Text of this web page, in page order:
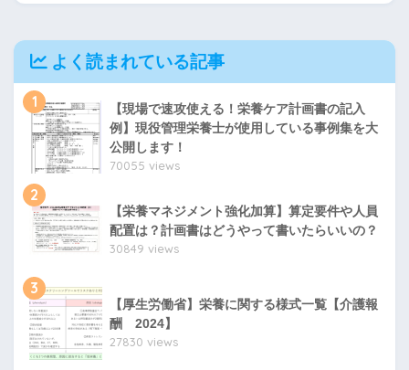
よく読まれている記事
1
【現場で速攻使える！栄養ケア計画書の記入
例】現役管理栄養士が使用している事例集を大
公開します！
70055 views
2
【栄養マネジメント強化加算】算定要件や人員
配置は？計画書はどうやって書いたらいいの？
30849 views
3
【厚生労働省】栄養に関する様式一覧【介護報
酬 2024】
27830 views